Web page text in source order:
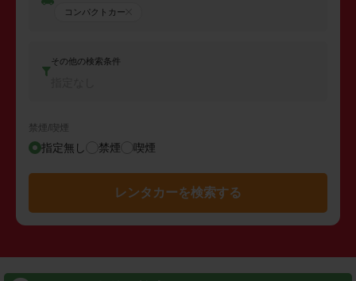
コンパクトカー
その他の検索条件
禁煙/喫煙
指定無し 禁煙 喫煙
レンタカーを検索する